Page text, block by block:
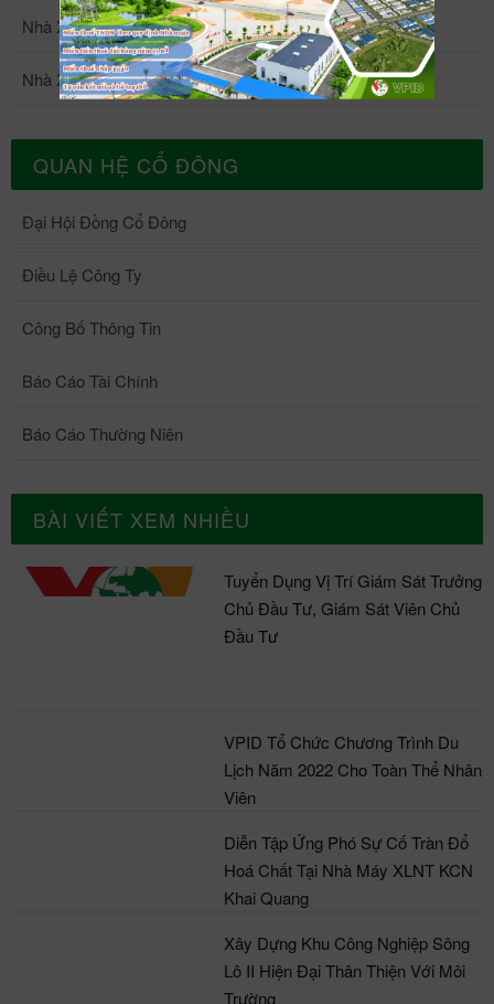
Nhà Xưởng 4
Nhà Xưởng 5
QUAN HỆ CỔ ĐÔNG
Đại Hội Đồng Cổ Đông
Điều Lệ Công Ty
Công Bố Thông Tin
Báo Cáo Tài Chính
Báo Cáo Thường Niên
BÀI VIẾT XEM NHIỀU
Tuyển Dụng Vị Trí Giám Sát Trưởng
Chủ Đầu Tư, Giám Sát Viên Chủ
Đầu Tư
VPID Tổ Chức Chương Trình Du
Lịch Năm 2022 Cho Toàn Thể Nhân
Viên
Diễn Tập Ứng Phó Sự Cố Tràn Đổ
Khai Quang